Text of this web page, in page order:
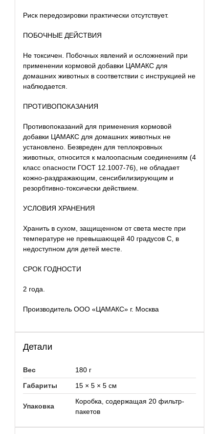
Риск передозировки практически отсутствует.
ПОБОЧНЫЕ ДЕЙСТВИЯ
Не токсичен. Побочных явлений и осложнений при
применении кормовой добавки ЦАМАКС для
домашних животных в соответствии с инструкцией не
наблюдается.
ПРОТИВОПОКАЗАНИЯ
Противопоказаний для применения кормовой
добавки ЦАМАКС для домашних животных не
установлено. Безвреден для теплокровных
животных, относится к малоопасным соединениям (4
класс опасности ГОСТ 12.1007-76), не обладает
кожно-раздражающим, сенсибилизирующим и
резорбтивно-токсически действием.
УСЛОВИЯ ХРАНЕНИЯ
Хранить в сухом, защищенном от света месте при
температуре не превышающей 40 градусов С, в
недоступном для детей месте.
СРОК ГОДНОСТИ
2 года.
Производитель ООО «ЦАМАКС» г. Москва
Детали
Вес
180 г
Габариты
15 × 5 × 5 см
Упаковка
Коробка, содержащая 20 фильтр-
пакетов